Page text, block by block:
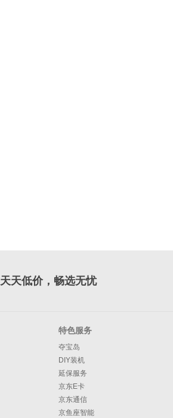
天天低价，畅选无忧
特色服务
夺宝岛
DIY装机
延保服务
京东E卡
京东通信
京鱼座智能